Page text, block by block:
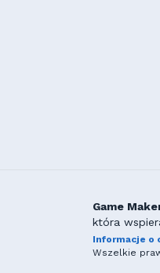
Game
która
Informacje o
Wszelkie